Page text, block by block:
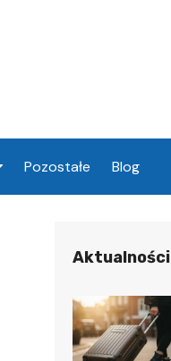
Pozostałe Blog
Aktualności